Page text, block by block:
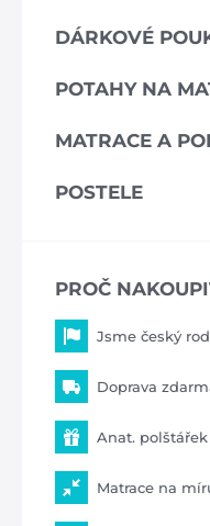
DÁRKOVÉ
POTAHY NA
MATRACE A
POSTELE
PROČ
Jsme český
Doprava
Anat.
Matrace na